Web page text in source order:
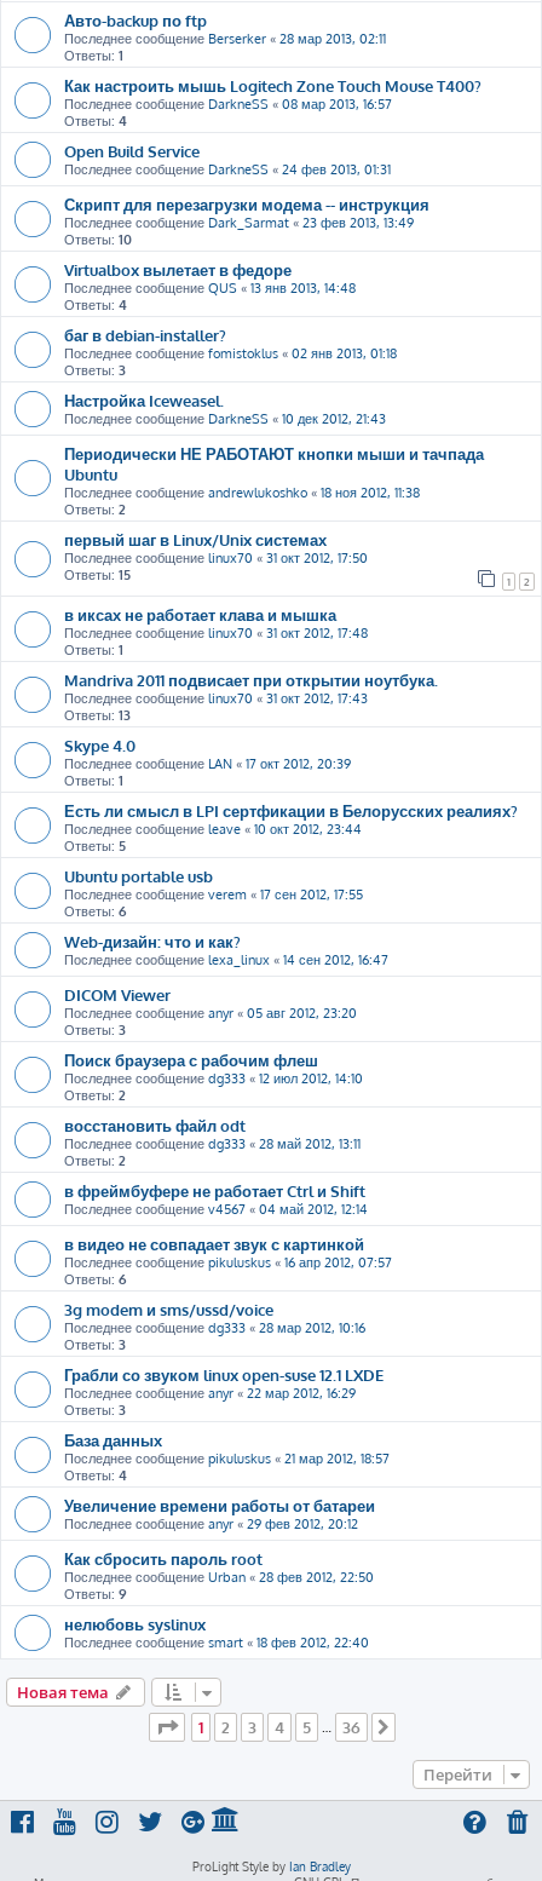
Авто-backup по ftp
Последнее сообщение Berserker « 28 мар 2013, 02:11
Ответы: 1
Как настроить мышь Logitech Zone Touch Mouse T400?
Последнее сообщение DarkneSS « 08 мар 2013, 16:57
Ответы: 4
Open Build Service
Последнее сообщение DarkneSS « 24 фев 2013, 01:31
Скрипт для перезагрузки модема -- инструкция
Последнее сообщение Dark_Sarmat « 23 фев 2013, 13:49
Ответы: 10
Virtualbox вылетает в федоре
Последнее сообщение QUS « 13 янв 2013, 14:48
Ответы: 4
баг в debian-installer?
Последнее сообщение fomistoklus « 02 янв 2013, 01:18
Ответы: 3
Настройка Iceweasel.
Последнее сообщение DarkneSS « 10 дек 2012, 21:43
Периодически НЕ РАБОТАЮТ кнопки мыши и тачпада
Ubuntu
Последнее сообщение andrewlukoshko « 18 ноя 2012, 11:38
Ответы: 2
первый шаг в Linux/Unix системах
Последнее сообщение linux70 « 31 окт 2012, 17:50
Ответы: 15 1 2
в иксах не работает клава и мышка
Последнее сообщение linux70 « 31 окт 2012, 17:48
Ответы: 1
Mandriva 2011 подвисает при открытии ноутбука.
Последнее сообщение linux70 « 31 окт 2012, 17:43
Ответы: 13
Skype 4.0
Последнее сообщение LAN « 17 окт 2012, 20:39
Ответы: 1
Есть ли смысл в LPI сертфикации в Белорусских реалиях?
Последнее сообщение leave « 10 окт 2012, 23:44
Ответы: 5
Ubuntu portable usb
Последнее сообщение verem « 17 сен 2012, 17:55
Ответы: 6
Web-дизайн: что и как?
Последнее сообщение lexa_linux « 14 сен 2012, 16:47
DICOM Viewer
Последнее сообщение anyr « 05 авг 2012, 23:20
Ответы: 3
Поиск браузера с рабочим флеш
Последнее сообщение dg333 « 12 июл 2012, 14:10
Ответы: 2
восстановить файл odt
Последнее сообщение dg333 « 28 май 2012, 13:11
Ответы: 2
в фреймбуфере не работает Ctrl и Shift
Последнее сообщение v4567 « 04 май 2012, 12:14
в видео не совпадает звук с картинкой
Последнее сообщение pikuluskus « 16 апр 2012, 07:57
Ответы: 6
3g modem и sms/ussd/voice
Последнее сообщение dg333 « 28 мар 2012, 10:16
Ответы: 3
Грабли со звуком linux open-suse 12.1 LXDE
Последнее сообщение anyr « 22 мар 2012, 16:29
Ответы: 3
База данных
Последнее сообщение pikuluskus « 21 мар 2012, 18:57
Ответы: 4
Увеличение времени работы от батареи
Последнее сообщение anyr « 29 фев 2012, 20:12
Как сбросить пароль root
Последнее сообщение Urban « 28 фев 2012, 22:50
Ответы: 9
нелюбовь syslinux
Последнее сообщение smart « 18 фев 2012, 22:40
Новая тема
Страница
из 36
1 2 3 4 5 … 36
Перейти
ProLight Style by Ian Bradley